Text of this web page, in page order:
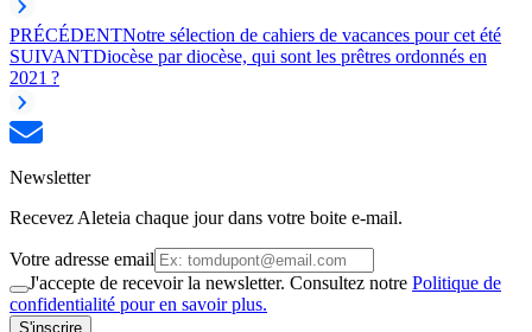
PRÉCÉDENTNotre sélection de cahiers de vacances pour cet été
SUIVANTDiocèse par diocèse, qui sont les prêtres ordonnés en
2021 ?
Newsletter
Recevez Aleteia chaque jour dans votre boite e-mail.
Votre adresse email
J'accepte de recevoir la newsletter. Consultez notre Politique de
confidentialité pour en savoir plus.
S'inscrire